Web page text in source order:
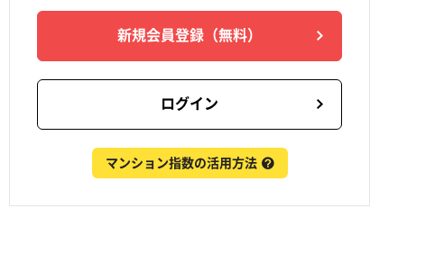
新規会員登録 （無料）
ログイン
マンション指数の活用方法